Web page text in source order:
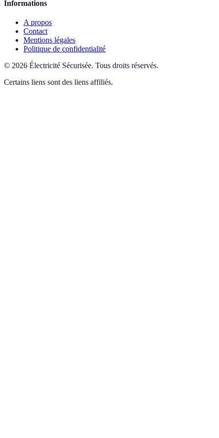
Informations
A propos
Contact
Mentions légales
Politique de confidentialité
© 2026 Électricité Sécurisée. Tous droits réservés.
Certains liens sont des liens affiliés.